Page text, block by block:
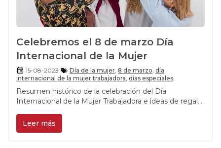
Celebremos el 8 de marzo Día
Internacional de la Mujer
15-08-2023 Día de la mujer 8 de marzo día
internacional de la mujer trabajadora, días especiales,
Resumen histórico de la celebración del Día
Internacional de la Mujer Trabajadora e ideas de regalo
su día.
Leer más